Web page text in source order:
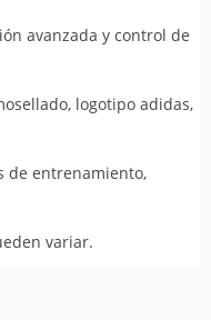
avanzada y control de
logotipo adidas,
de entrenamiento,
variar.